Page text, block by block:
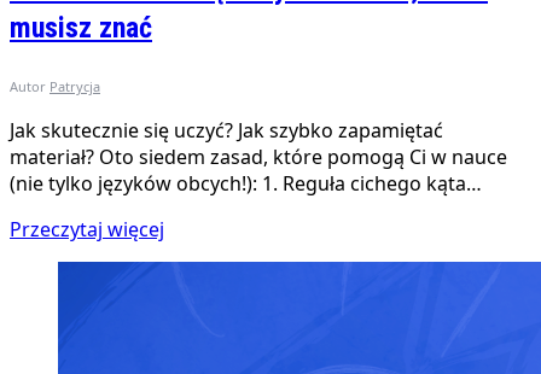
musisz znać
Autor Patrycja
Jak skutecznie się uczyć? Jak szybko zapamiętać
materiał? Oto siedem zasad, które pomogą Ci w nauce
(nie tylko języków obcych!): 1. Reguła cichego kąta…
Przeczytaj więcej